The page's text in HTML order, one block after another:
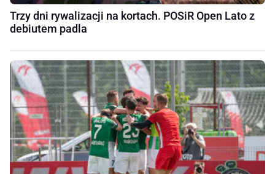
Trzy dni rywalizacji na kortach. POSiR Open Lato z
debiutem padla